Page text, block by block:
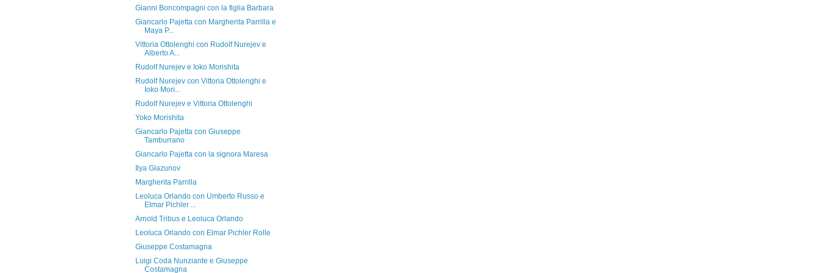
Gianni Boncompagni con la figlia Barbara
Giancarlo Pajetta con Margherita Parrilla e
Maya P...
Vittoria Ottolenghi con Rudolf Nurejev e
Alberto A...
Rudolf Nurejev e Ioko Morishita
Rudolf Nurejev con Vittoria Ottolenghi e
Ioko Mori...
Rudolf Nurejev e Vittoria Ottolenghi
Yoko Morishita
Giancarlo Pajetta con Giuseppe
Tamburrano
Giancarlo Pajetta con la signora Maresa
Ilya Glazunov
Margherita Parrilla
Leoluca Orlando con Umberto Russo e
Elmar Pichler ...
Arnold Tribus e Leoluca Orlando
Leoluca Orlando con Elmar Pichler Rolle
Giuseppe Costamagna
Luigi Coda Nunziante e Giuseppe
Costamagna